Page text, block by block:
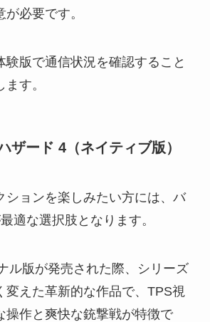
必要です。
験版で通信状況を確認すること
す。
ザード 4（ネイティブ版）
ションを楽しみたい方には、バ
適な選択肢となります。
ル版が発売された際、シリーズ
変えた革新的な作品で、TPS視
操作と爽快な銃撃戦が特徴で